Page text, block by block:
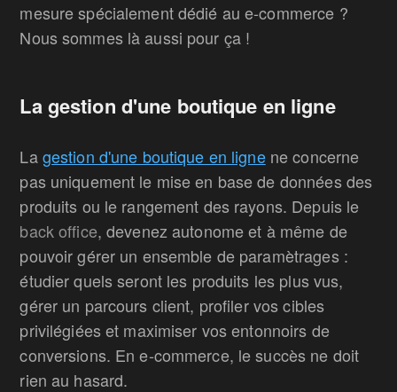
mesure spécialement dédié au e-commerce ?
Nous sommes là aussi pour ça !
La gestion d'une boutique en ligne
Lagestion d'une boutique en lignene concerne
pas uniquement le mise en base de données des
produits ou le rangement des rayons. Depuis le
back office, devenez autonome et à même de
pouvoir gérer un ensemble de paramètrages :
étudier quels seront les produits les plus vus,
gérer un parcours client, profiler vos cibles
privilégiées et maximiser vos entonnoirs de
conversions. En e-commerce, le succès ne doit
rien au hasard.